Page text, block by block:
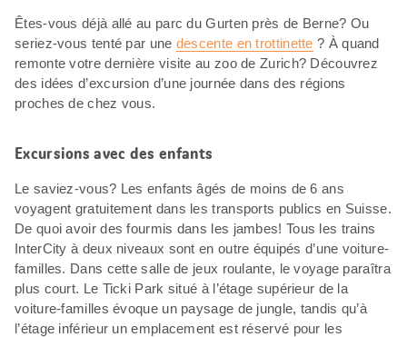
Êtes-vous déjà allé au parc du Gurten près de Berne? Ou
seriez-vous tenté par une descente en trottinette ? À quand
remonte votre dernière visite au zoo de Zurich? Découvrez
des idées d’excursion d’une journée dans des régions
proches de chez vous.
Excursions avec des enfants
Le saviez-vous? Les enfants âgés de moins de 6 ans
voyagent gratuitement dans les transports publics en Suisse.
De quoi avoir des fourmis dans les jambes! Tous les trains
InterCity à deux niveaux sont en outre équipés d’une voiture-
familles. Dans cette salle de jeux roulante, le voyage paraîtra
plus court. Le Ticki Park situé à l’étage supérieur de la
voiture-familles évoque un paysage de jungle, tandis qu’à
l’étage inférieur un emplacement est réservé pour les